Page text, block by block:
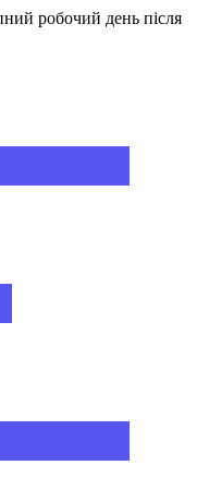
робочий день після